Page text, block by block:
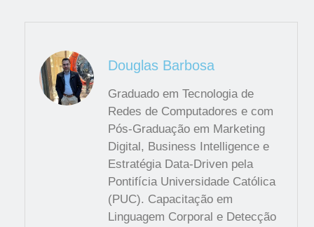
Douglas Barbosa
Graduado em Tecnologia de
Redes de Computadores e com
Pós-Graduação em Marketing
Digital, Business Intelligence e
Estratégia Data-Driven pela
Pontifícia Universidade Católica
(PUC). Capacitação em
Linguagem Corporal e Detecção